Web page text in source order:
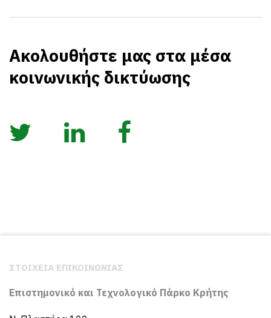
Ακολουθήστε μας στα μέσα
κοινωνικής δικτύωσης
ΣΤΟΙΧΕΙΑ ΕΠΙΚΟΙΝΩΝΙΑΣ
Επιστημονικό και Τεχνολογικό Πάρκο Κρήτης